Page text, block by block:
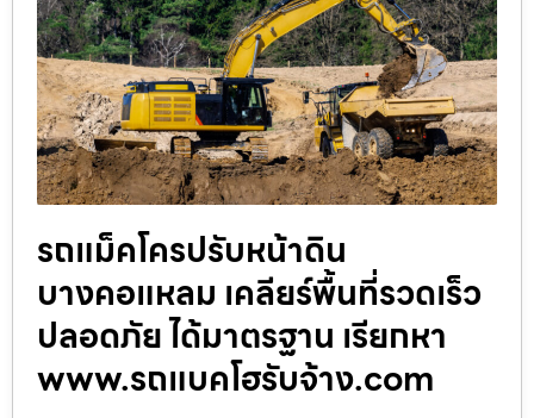
รถแม็คโครปรับหน้าดิน
บางคอแหลม เคลียร์พื้นที่รวดเร็ว
ปลอดภัย ได้มาตรฐาน เรียกหา
www.รถแบคโฮรับจ้าง.com